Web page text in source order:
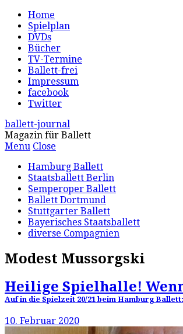
Home
Spielplan
DVDs
Bücher
TV-Termine
Ballett-frei
Impressum
facebook
Twitter
ballett-journal
Magazin für Ballett
Menu Close
Hamburg Ballett
Staatsballett Berlin
Semperoper Ballett
Ballett Dortmund
Stuttgarter Ballett
Bayerisches Staatsballett
diverse Compagnien
Modest Mussorgski
Heilige Spielhalle!
Auf in die Spielzeit 20/21 beim Hamburg
10. Februar 2020